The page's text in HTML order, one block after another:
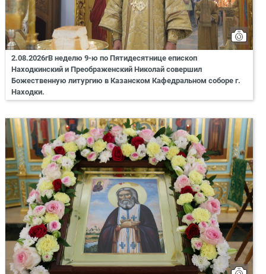
2.08.2026гВ неделю 9-ю по Пятидесятнице епископ
Находкинский и Преображенский Николай совершил
Божественную литургию в Казанском Кафедральном соборе г.
Находки.